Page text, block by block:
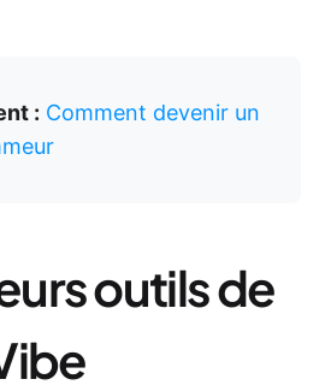
: Comment devenir un
outils de